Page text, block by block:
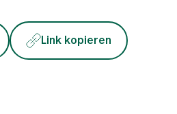
Link kopieren